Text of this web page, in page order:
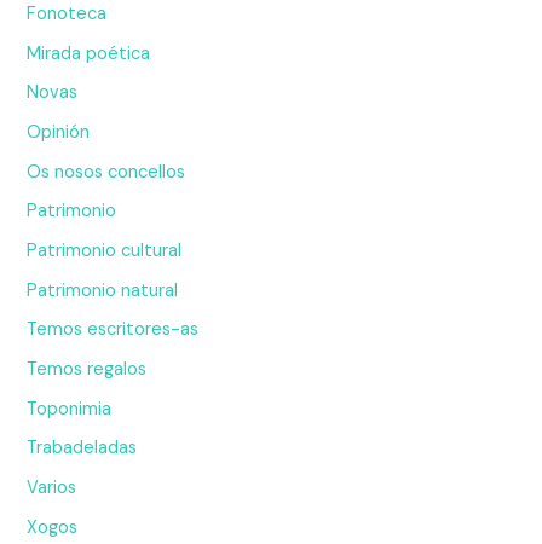
Fonoteca
Mirada poética
Novas
Opinión
Os nosos concellos
Patrimonio
Patrimonio cultural
Patrimonio natural
Temos escritores-as
Temos regalos
Toponimia
Trabadeladas
Varios
Xogos